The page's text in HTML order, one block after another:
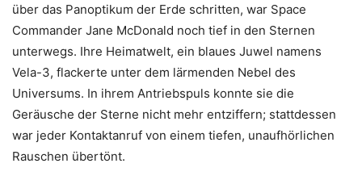
über das Panoptikum der Erde schritten, war Space
Commander Jane McDonald noch tief in den Sternen
unterwegs. Ihre Heimatwelt, ein blaues Juwel namens
Vela-3, flackerte unter dem lärmenden Nebel des
Universums. In ihrem Antriebspuls konnte sie die
Geräusche der Sterne nicht mehr entziffern; stattdessen
war jeder Kontaktanruf von einem tiefen, unaufhörlichen
Rauschen übertönt.